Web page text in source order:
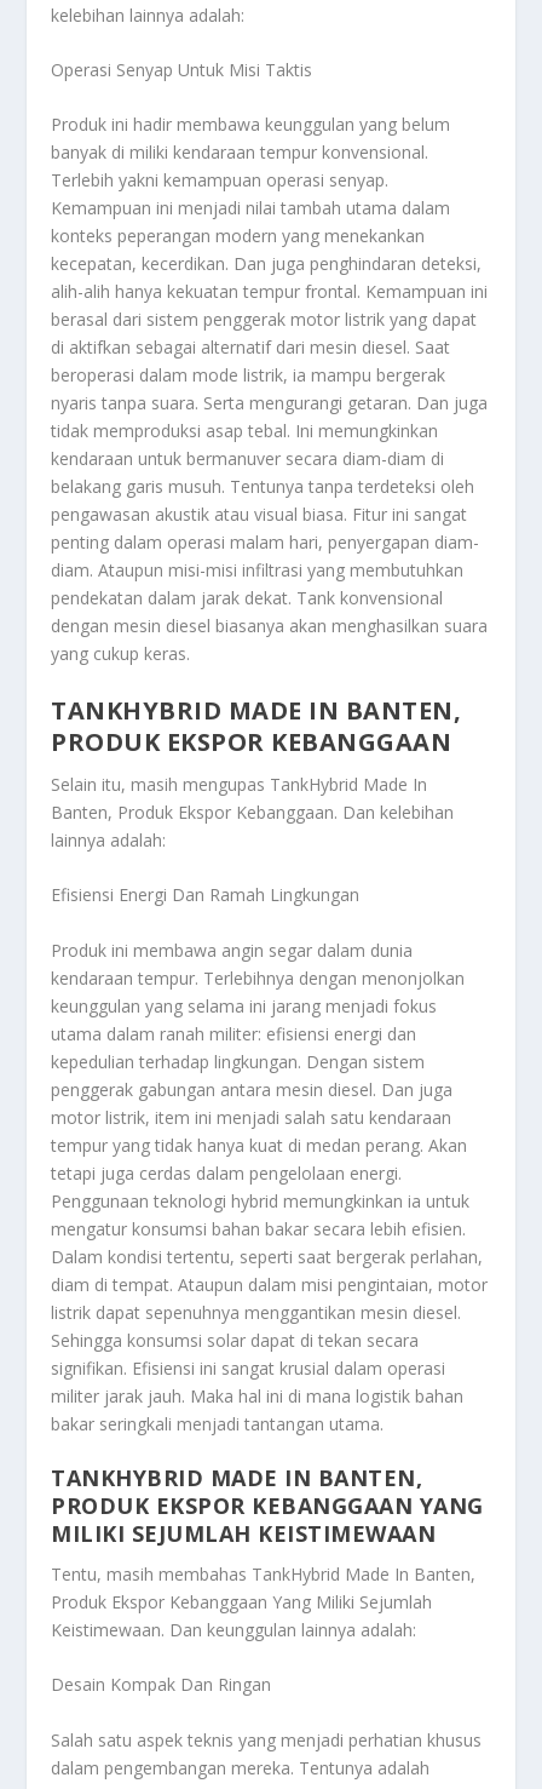
kelebihan lainnya adalah:
Operasi Senyap Untuk Misi Taktis
Produk ini hadir membawa keunggulan yang belum
banyak di miliki kendaraan tempur konvensional.
Terlebih yakni kemampuan operasi senyap.
Kemampuan ini menjadi nilai tambah utama dalam
konteks peperangan modern yang menekankan
kecepatan, kecerdikan. Dan juga penghindaran deteksi,
alih-alih hanya kekuatan tempur frontal. Kemampuan ini
berasal dari sistem penggerak motor listrik yang dapat
di aktifkan sebagai alternatif dari mesin diesel. Saat
beroperasi dalam mode listrik, ia mampu bergerak
nyaris tanpa suara. Serta mengurangi getaran. Dan juga
tidak memproduksi asap tebal. Ini memungkinkan
kendaraan untuk bermanuver secara diam-diam di
belakang garis musuh. Tentunya tanpa terdeteksi oleh
pengawasan akustik atau visual biasa. Fitur ini sangat
penting dalam operasi malam hari, penyergapan diam-
diam. Ataupun misi-misi infiltrasi yang membutuhkan
pendekatan dalam jarak dekat. Tank konvensional
dengan mesin diesel biasanya akan menghasilkan suara
yang cukup keras.
TANKHYBRID MADE IN BANTEN,
PRODUK EKSPOR KEBANGGAAN
Selain itu, masih mengupas TankHybrid Made In
Banten, Produk Ekspor Kebanggaan. Dan kelebihan
lainnya adalah:
Efisiensi Energi Dan Ramah Lingkungan
Produk ini membawa angin segar dalam dunia
kendaraan tempur. Terlebihnya dengan menonjolkan
keunggulan yang selama ini jarang menjadi fokus
utama dalam ranah militer: efisiensi energi dan
kepedulian terhadap lingkungan. Dengan sistem
penggerak gabungan antara mesin diesel. Dan juga
motor listrik, item ini menjadi salah satu kendaraan
tempur yang tidak hanya kuat di medan perang. Akan
tetapi juga cerdas dalam pengelolaan energi.
Penggunaan teknologi hybrid memungkinkan ia untuk
mengatur konsumsi bahan bakar secara lebih efisien.
Dalam kondisi tertentu, seperti saat bergerak perlahan,
diam di tempat. Ataupun dalam misi pengintaian, motor
listrik dapat sepenuhnya menggantikan mesin diesel.
Sehingga konsumsi solar dapat di tekan secara
signifikan. Efisiensi ini sangat krusial dalam operasi
militer jarak jauh. Maka hal ini di mana logistik bahan
bakar seringkali menjadi tantangan utama.
TANKHYBRID MADE IN BANTEN,
PRODUK EKSPOR KEBANGGAAN YANG
MILIKI SEJUMLAH KEISTIMEWAAN
Tentu, masih membahas TankHybrid Made In Banten,
Produk Ekspor Kebanggaan Yang Miliki Sejumlah
Keistimewaan. Dan keunggulan lainnya adalah:
Desain Kompak Dan Ringan
Salah satu aspek teknis yang menjadi perhatian khusus
dalam pengembangan mereka. Tentunya adalah